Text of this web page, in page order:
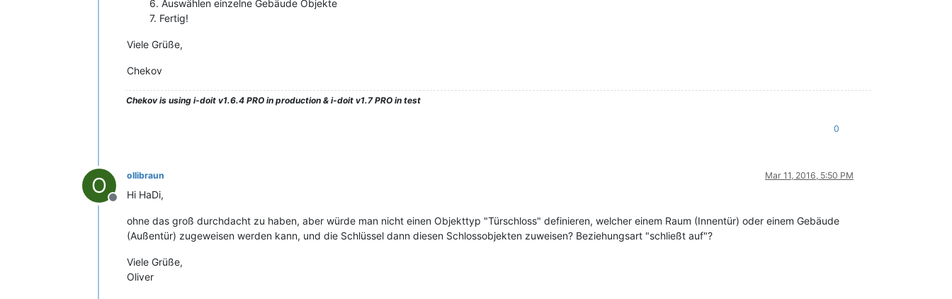
6. Auswählen einzelne Gebäude Objekte
7. Fertig!
Viele Grüße,
Chekov
Chekovis using i-doit v1.6.4 PRO in production & i-doit v1.7 PRO in test
0
O
Offline
ollibraun Mar 11, 2016, 5:50 PM
Hi HaDi,
ohne das groß durchdacht zu haben, aber würde man nicht einen Objekttyp "Türschloss" definieren, welcher einem Raum (Innentür) oder einem Gebäude
(Außentür) zugeweisen werden kann, und die Schlüssel dann diesen Schlossobjekten zuweisen? Beziehungsart "schließt auf"?
Viele Grüße,
Oliver